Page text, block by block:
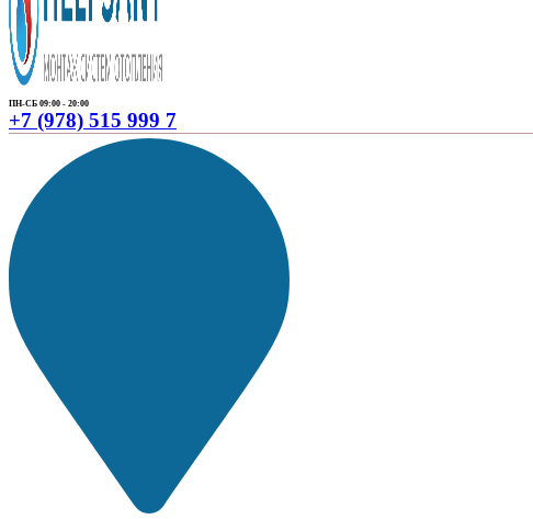
ПН-СБ 09:00 - 20:00
+7 (978) 515 999 7